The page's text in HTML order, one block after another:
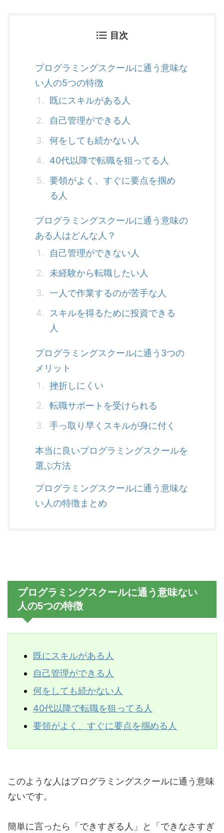
目次
プログラミングスクールに通う意味な
い人の5つの特徴
既にスキルがある人
自己管理ができる人
何をしても続かない人
40代以降で転職を狙ってる人
要領がよく、すぐに要点を掴め
る人
プログラミングスクールに通う意味の
ある人はどんな人？
自己管理ができない人
未経験から転職したい人
一人で作業するのが苦手な人
スキルを得るために投資できる
人
プログラミングスクールに通う3つの
メリット
挫折しにくい
転職サポートを受けられる
手っ取り早くスキルが身に付く
本当に良いプログラミングスクールを
選ぶ方法
プログラミングスクールに通う意味な
い人の特徴まとめ
プログラミングスクールに通う意味ない
人の5つの特徴
既にスキルがある人
自己管理ができる人
何をしても続かない人
40代以降で転職を狙ってる人
要領がよく、すぐに要点を掴める人
このような人はプログラミングスクールに通う意味
ないです。
簡単に言ったら「できすぎる人」と「できなさすぎ